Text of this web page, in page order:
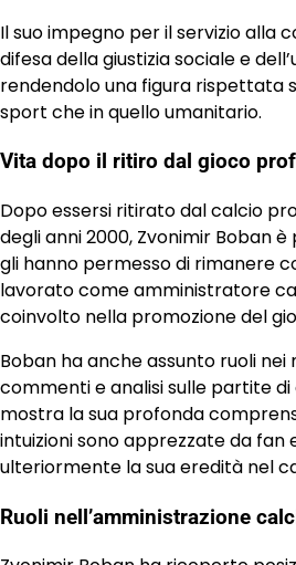
Il suo impegno per il servizio alla
difesa della giustizia sociale e
rendendolo una figura rispettata
sport che in quello umanitario.
Vita dopo il ritiro dal gioco
Dopo essersi ritirato dal calcio
degli anni 2000, Zvonimir Boban
gli hanno permesso di rimanere
lavorato come amministratore
coinvolto nella promozione del
Boban ha anche assunto ruoli nei
commenti e analisi sulle partite
mostra la sua profonda
intuizioni sono apprezzate da fan
ulteriormente la sua eredità nel
Ruoli nell’amministrazione